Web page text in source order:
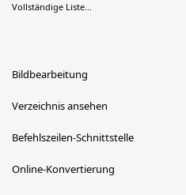
Vollständige Liste...
Bildbearbeitung
Verzeichnis ansehen
Befehlszeilen-Schnittstelle
Online-Konvertierung